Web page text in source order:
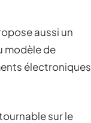
aussi un
modèle de
électroniques
sur le